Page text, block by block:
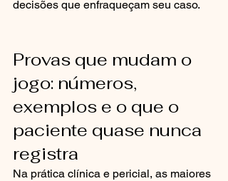
decisões que enfraqueçam seu caso.
Provas que mudam o
jogo: números,
exemplos e o que o
paciente quase nunca
registra
Na prática clínica e pericial, as maiores